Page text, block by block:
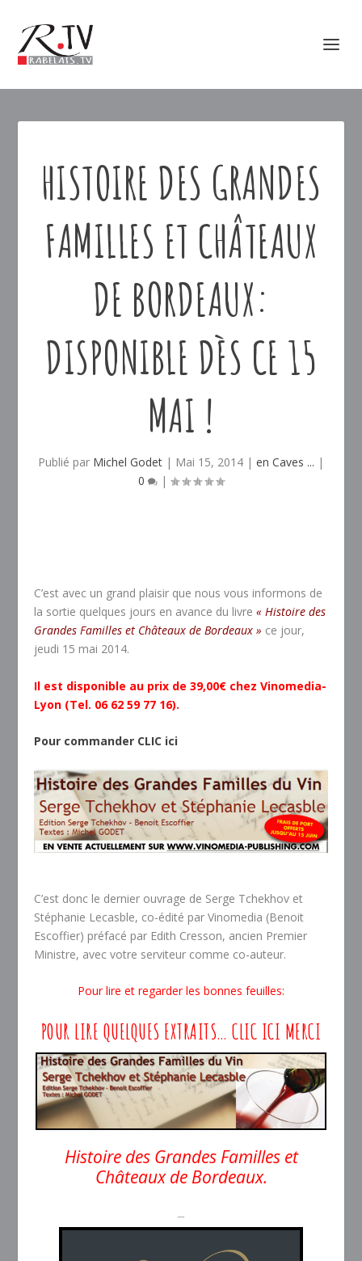
HISTOIRE DES GRANDES
FAMILLES ET CHÂTEAUX
DE BORDEAUX:
DISPONIBLE DÈS CE 15
MAI !
Publié par Michel Godet | Mai 15, 2014 | en Caves ... |
0
|
C’est avec un grand plaisir que nous vous informons de
la sortie quelques jours en avance du livre« Histoire des
Grandes Familles et Châteaux de Bordeaux » ce jour,
jeudi 15 mai 2014.
Il est disponible au prix de 39,00€ chez Vinomedia-
Lyon (Tel. 06 62 59 77 16).
Pour commander CLIC ici
C’est donc le dernier ouvrage de Serge Tchekhov et
Stéphanie Lecasble, co-édité par Vinomedia (Benoit
Escoffier) préfacé par Edith Cresson, ancien Premier
Ministre, avec votre serviteur comme co-auteur.
Pour lire et regarder les bonnes feuilles:
POUR LIRE QUELQUES EXTRAITS… CLIC ICI MERCI
Histoire des Grandes Familles et
Châteaux de Bordeaux.
–